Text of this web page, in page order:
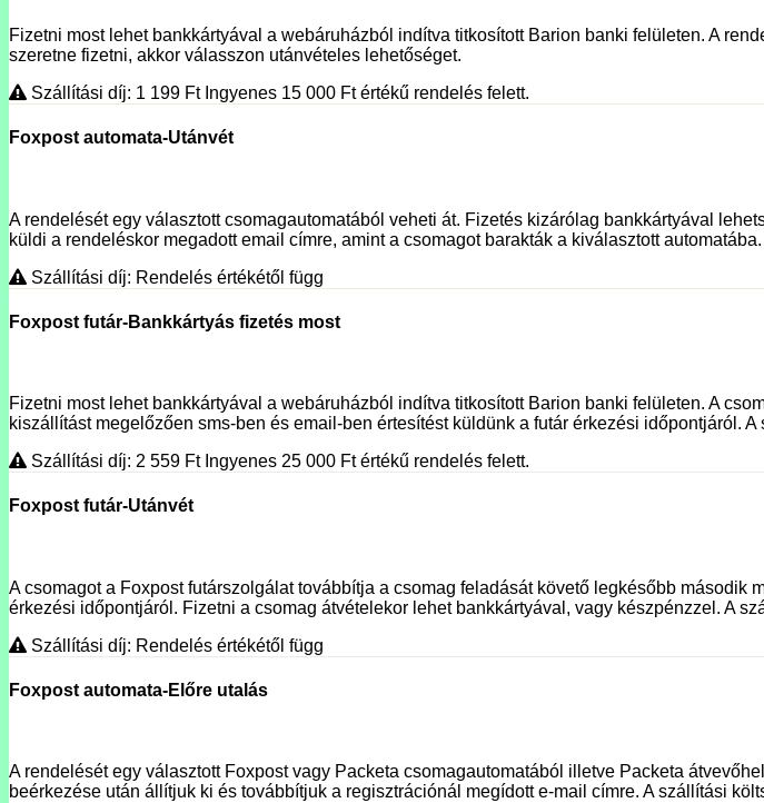
Fizetni most lehet bankkártyával a webáruházból indítva titkosított Barion banki felületen. A
szeretne fizetni, akkor válasszon utánvételes lehetőséget.
Szállítási díj: 1 199 Ft Ingyenes 15 000 Ftértékű rendelés felett.
Foxpost automata-Utánvét
A rendelését egy választott csomagautomatából veheti át. Fizetés kizárólag bankkártyával
küldi a rendeléskor megadott email címre, amint a csomagot barakták a kiválasztott automatába.
Szállítási díj: Rendelés értékétől függ
Foxpost futár-Bankkártyás fizetés most
Fizetni most lehet bankkártyával a webáruházból indítva titkosított Barion banki felületen. A
kiszállítást megelőzően sms-ben és email-ben értesítést küldünk a futár érkezési időpontjáról.
Szállítási díj: 2 559 Ft Ingyenes 25 000 Ftértékű rendelés felett.
Foxpost futár-Utánvét
A csomagot a Foxpost futárszolgálat továbbítja a csomag feladását követő legkésőbb
érkezési időpontjáról. Fizetni a csomag átvételekor lehet bankkártyával, vagy készpénzzel. A
Szállítási díj: Rendelés értékétől függ
Foxpost automata-Előre utalás
A rendelését egy választott Foxpost vagy Packeta csomagautomatából illetve Packeta
beérkezése után állítjuk ki és továbbítjuk a regisztrációnál megídott e-mail címre. A szállítási